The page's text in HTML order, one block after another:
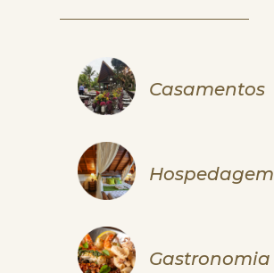
Casamentos
Hospedagem
Gastronomia